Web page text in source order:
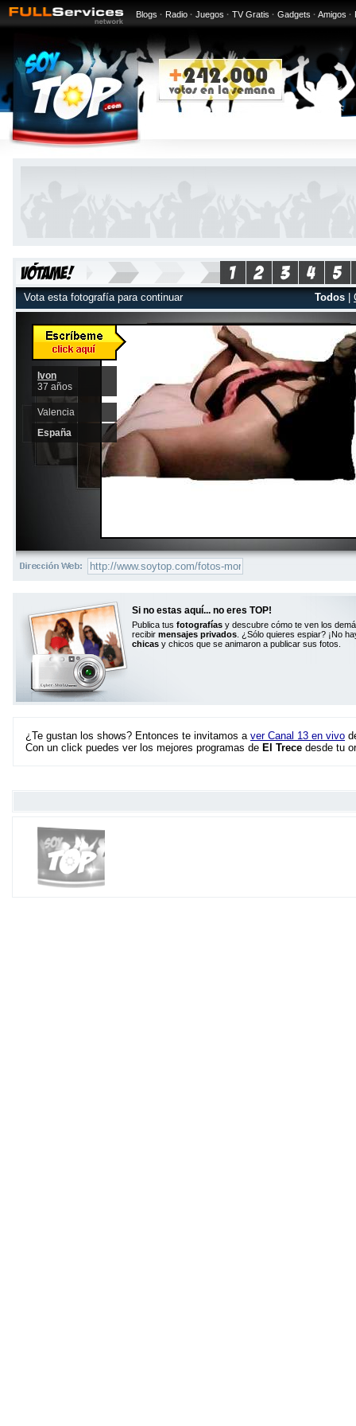
Blogs · Radio · Juegos · TV Gratis · Gadgets · Amigos ·
Todos
Vota esta fotografía para continuar
Ivon
37 años
Valencia
España
Si no estas aquí... no eres TOP!
Publica tus fotografías y descubre cómo te ven los
recibir mensajes privados . ¿Sólo quieres espiar? ¡No
chicas y chicos que se animaron a publicar sus fotos.
¿Te gustan los shows? Entonces te invitamos a ver Canal 13 en vivo
Con un click puedes ver los mejores programas de El Trece desde tu